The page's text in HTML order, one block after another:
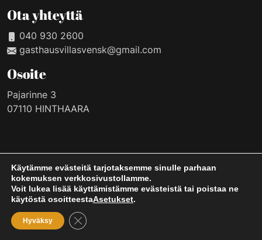
Ota yhteyttä
040 930 2600
gasthausvillasvensk@gmail.com
Osoite
Pajarinne 3
07110 HINTHAARA
Tietosuojaseloste
Käytämme evästeitä tarjotaksemme sinulle parhaan
kokemuksen verkkosivustollamme.
Voit lukea lisää käyttämistämme evästeistä tai poistaa ne
käytöstä osoitteestaAsetukset.
Hyväksy Sulje evästebanneri